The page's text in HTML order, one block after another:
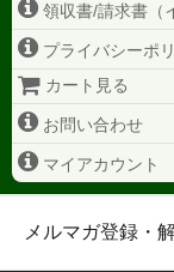
領収書/請求書（
プライバシーポ
カート見る
お問い合わせ
マイアカウント
メルマガ登録・